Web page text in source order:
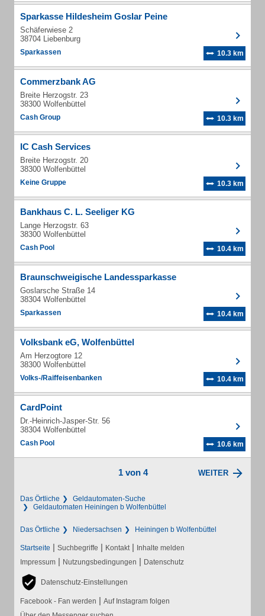
Sparkasse Hildesheim Goslar Peine
Schäferwiese 2
38704 Liebenburg
Sparkassen 10.3 km
Commerzbank AG
Breite Herzogstr. 23
38300 Wolfenbüttel
Cash Group 10.3 km
IC Cash Services
Breite Herzogstr. 20
38300 Wolfenbüttel
Keine Gruppe 10.3 km
Bankhaus C. L. Seeliger KG
Lange Herzogstr. 63
38300 Wolfenbüttel
Cash Pool 10.4 km
Braunschweigische Landessparkasse
Goslarsche Straße 14
38304 Wolfenbüttel
Sparkassen 10.4 km
Volksbank eG, Wolfenbüttel
Am Herzogtore 12
38300 Wolfenbüttel
Volks-/Raiffeisenbanken 10.4 km
CardPoint
Dr.-Heinrich-Jasper-Str. 56
38304 Wolfenbüttel
Cash Pool 10.6 km
1 von 4 WEITER
Das Örtliche
Geldautomaten-Suche
Geldautomaten Heiningen b Wolfenbüttel
Das Örtliche Niedersachsen Heiningen b Wolfenbüttel
Startseite | Suchbegriffe | Kontakt | Inhalte melden
Impressum | Nutzungsbedingungen | Datenschutz
Datenschutz-Einstellungen
Facebook - Fan werden | Auf Instagram folgen